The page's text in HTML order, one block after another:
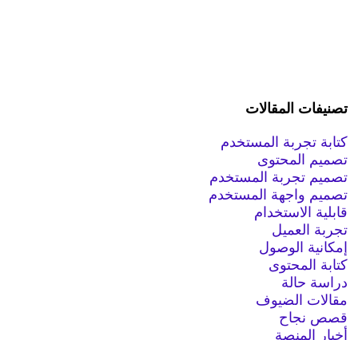
تصنيفات المقالات
كتابة تجربة المستخدم
تصميم المحتوى
تصميم تجربة المستخدم
تصميم واجهة المستخدم
قابلية الاستخدام
تجربة العميل
إمكانية الوصول
كتابة المحتوى
دراسة حالة
مقالات الضيوف
قصص نجاح
أخبار المنصة